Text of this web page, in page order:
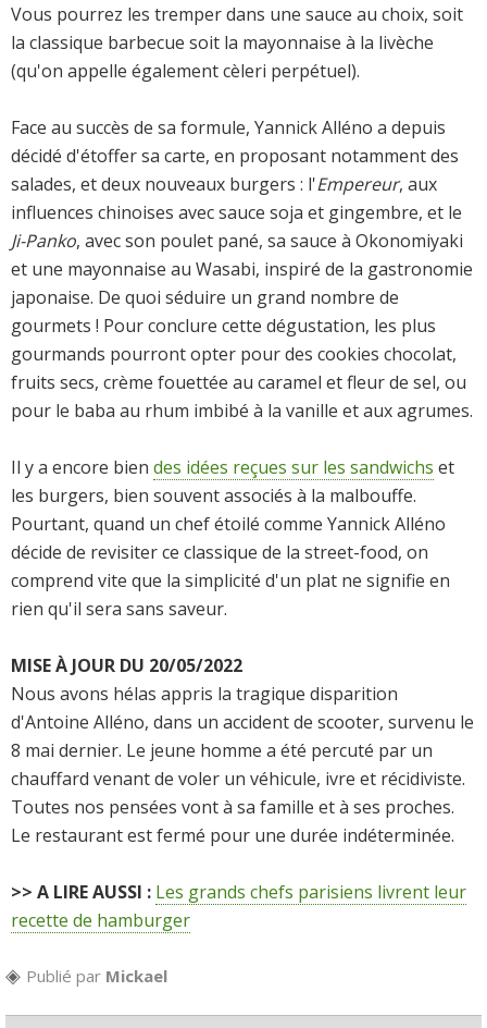
Vous pourrez les tremper dans une sauce au choix, soit
la classique barbecue soit la mayonnaise à la livèche
(qu'on appelle également cèleri perpétuel).
Face au succès de sa formule, Yannick Alléno a depuis
décidé d'étoffer sa carte, en proposant notamment des
salades, et deux nouveaux burgers : l'Empereur, aux
influences chinoises avec sauce soja et gingembre, et le
Ji-Panko, avec son poulet pané, sa sauce à Okonomiyaki
et une mayonnaise au Wasabi, inspiré de la gastronomie
japonaise. De quoi séduire un grand nombre de
gourmets ! Pour conclure cette dégustation, les plus
gourmands pourront opter pour des cookies chocolat,
fruits secs, crème fouettée au caramel et fleur de sel, ou
pour le baba au rhum imbibé à la vanille et aux agrumes.
Il y a encore bien des idées reçues sur les sandwichs et
les burgers, bien souvent associés à la malbouffe.
Pourtant, quand un chef étoilé comme Yannick Alléno
décide de revisiter ce classique de la street-food, on
comprend vite que la simplicité d'un plat ne signifie en
rien qu'il sera sans saveur.
MISE À JOUR DU 20/05/2022
Nous avons hélas appris la tragique disparition
d'Antoine Alléno, dans un accident de scooter, survenu le
8 mai dernier. Le jeune homme a été percuté par un
chauffard venant de voler un véhicule, ivre et récidiviste.
Toutes nos pensées vont à sa famille et à ses proches.
Le restaurant est fermé pour une durée indéterminée.
>> A LIRE AUSSI : Les grands chefs parisiens livrent leur
recette de hamburger
Publié par Mickael